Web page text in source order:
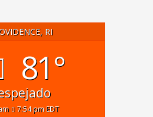
RI
81°
7:54 pm EDT